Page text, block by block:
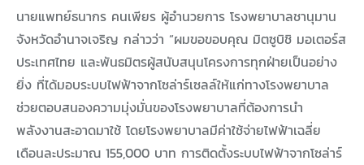
นายแพทย์ธนากร คนเพียร ผู้อำนวยการ โรงพยาบาลชานุมาน
จังหวัดอำนาจเจริญ กล่าวว่า “ผมขอขอบคุณ มิตซูบิชิ มอเตอร์ส
ประเทศไทย และพันธมิตรผู้สนับสนุนโครงการทุกฝ่ายเป็นอย่าง
ยิ่ง ที่ได้มอบระบบไฟฟ้าจากโซล่าร์เซลล์ให้แก่ทางโรงพยาบาล
ช่วยตอบสนองความมุ่งมั่นของโรงพยาบาลที่ต้องการนำ
พลังงานสะอาดมาใช้ โดยโรงพยาบาลมีค่าใช้จ่ายไฟฟ้าเฉลี่ย
เดือนละประมาณ 155,000 บาท การติดตั้งระบบไฟฟ้าจากโซล่าร์